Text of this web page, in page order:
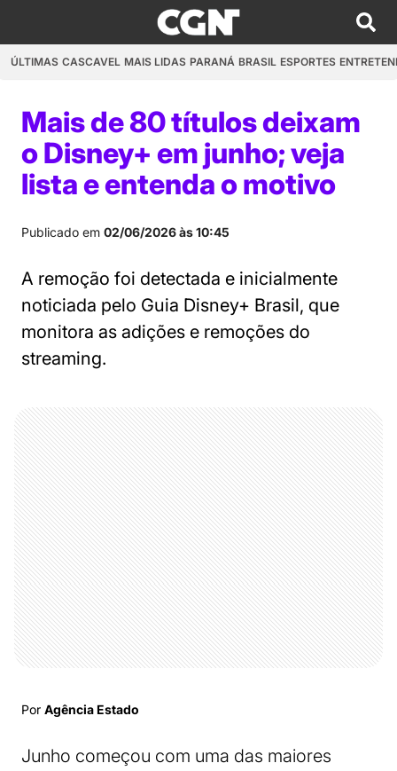
ÚLTIMAS CASCAVEL MAIS LIDAS PARANÁ BRASIL ESPORTES
Mais de 80 títulos deixam
o Disney+ em junho; veja
lista e entenda o motivo
Publicado em 02/06/2026 às 10:45
A remoção foi detectada e inicialmente
noticiada pelo Guia Disney+ Brasil, que
monitora as adições e remoções do
streaming.
Por Agência Estado
Junho começou com uma das maiores